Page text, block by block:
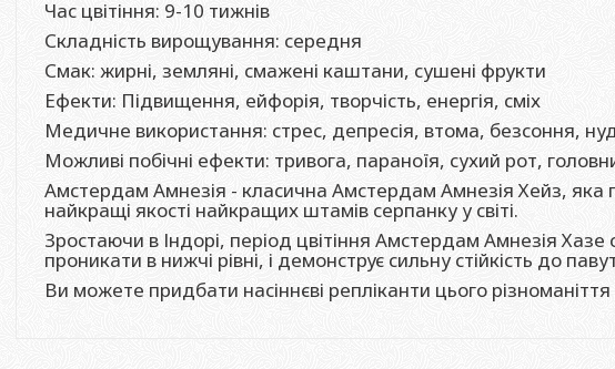
Час цвітіння: 9-10 тижнів
Складність вирощування: середня
Смак: жирні, земляні, смажені каштани, сушені фрукти
Ефекти: Підвищення, ейфорія, творчість, енергія, сміх
Медичне використання: стрес, депресія, втома, безсоння,
Можливі побічні ефекти: тривога, параноїя, сухий рот,
Амстердам Амнезія - класична Амстердам Амнезія Хейз, яка
найкращі якості найкращих штамів серпанку у світі.
Зростаючи в Індорі, період цвітіння Амстердам Амнезія
проникати в нижчі рівні, і демонструє сильну стійкість до
Ви можете придбати насіннєві репліканти цього